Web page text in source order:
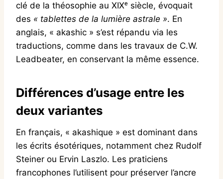
clé de la théosophie au XIXᵉ siècle, évoquait
des « tablettes de la lumière astrale ». En
anglais, « akashic » s’est répandu via les
traductions, comme dans les travaux de C.W.
Leadbeater, en conservant la même essence.
Différences d’usage entre les
deux variantes
En français, « akashique » est dominant dans
les écrits ésotériques, notamment chez Rudolf
Steiner ou Ervin Laszlo. Les praticiens
francophones l’utilisent pour préserver l’ancre